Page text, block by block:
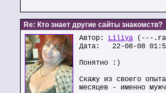
Re: Кто знает другие сайты знакомств?
Автор: Liliya (---
Дата: 22-08-08
Понятно :)
Скажу из своего
месяцев - именно